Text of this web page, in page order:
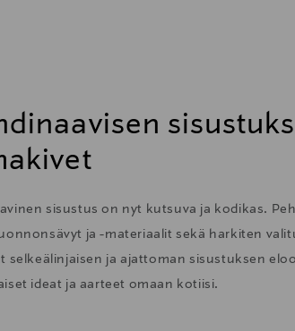
sisustus on nyt kutsuva ja kodikas.
ja -materiaalit sekä harkiten
selkeälinjaisen ja ajattoman sisustuksen
ideat ja aarteet omaan kotiisi.